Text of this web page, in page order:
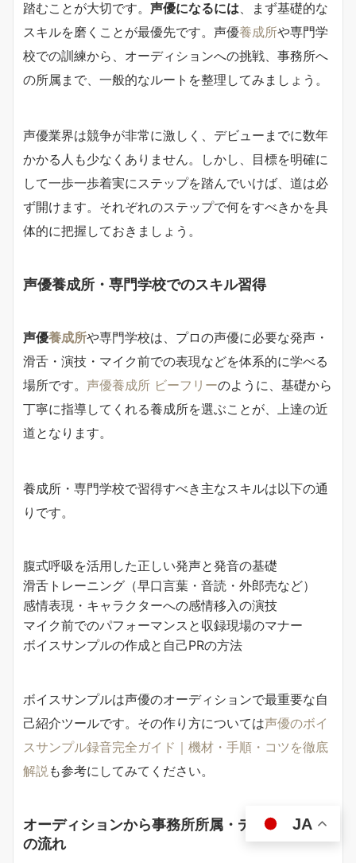
踏むことが大切です。 声優になるには 、まず基礎的な
スキルを磨くことが最優先です。声優養成所や専門学
校での訓練から、オーディションへの挑戦、事務所へ
の所属まで、一般的なルートを整理してみましょう。
声優業界は競争が非常に激しく、デビューまでに数年
かかる人も少なくありません。しかし、目標を明確に
して一歩一歩着実にステップを踏んでいけば、道は必
ず開けます。それぞれのステップで何をすべきかを具
体的に把握しておきましょう。
声優養成所・専門学校でのスキル習得
声優養成所や専門学校は、プロの声優に必要な発声・
滑舌・演技・マイク前での表現などを体系的に学べる
場所です。 声優養成所 ビーフリーのように、基礎から
丁寧に指導してくれる養成所を選ぶことが、上達の近
道となります。
養成所・専門学校で習得すべき主なスキルは以下の通
りです。
腹式呼吸を活用した正しい発声と発音の基礎
滑舌トレーニング（早口言葉・音読・外郎売など）
感情表現・キャラクターへの感情移入の演技
マイク前でのパフォーマンスと収録現場のマナー
ボイスサンプルの作成と自己PRの方法
ボイスサンプルは声優のオーディションで最重要な自
己紹介ツールです。その作り方については声優のボイ
スサンプル録音完全ガイド｜機材・手順・コツを徹底
解説 も参考にしてみてください。
オーディションから事務所所属・デビューまで
の流れ
JA